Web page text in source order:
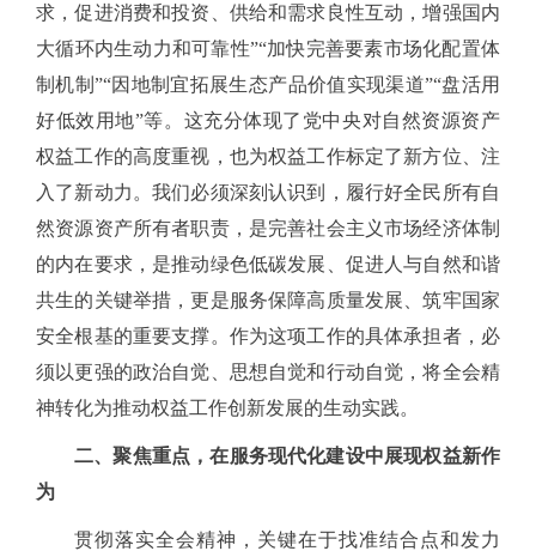
求，促进消费和投资、供给和需求良性互动，增强国内
大循环内生动力和可靠性”“加快完善要素市场化配置体
制机制”“因地制宜拓展生态产品价值实现渠道”“盘活用
好低效用地”等。这充分体现了党中央对自然资源资产
权益工作的高度重视，也为权益工作标定了新方位、注
入了新动力。我们必须深刻认识到，履行好全民所有自
然资源资产所有者职责，是完善社会主义市场经济体制
的内在要求，是推动绿色低碳发展、促进人与自然和谐
共生的关键举措，更是服务保障高质量发展、筑牢国家
安全根基的重要支撑。作为这项工作的具体承担者，必
须以更强的政治自觉、思想自觉和行动自觉，将全会精
神转化为推动权益工作创新发展的生动实践。
二、聚焦重点，在服务现代化建设中展现权益新作
为
贯彻落实全会精神，关键在于找准结合点和发力